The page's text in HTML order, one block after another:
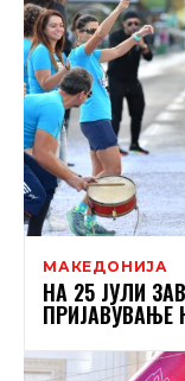
МАКЕДОНИЈА
НА 25 ЈУЛИ
ПРИЈАВУВАЊЕ